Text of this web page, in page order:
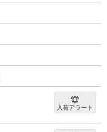
入荷アラート